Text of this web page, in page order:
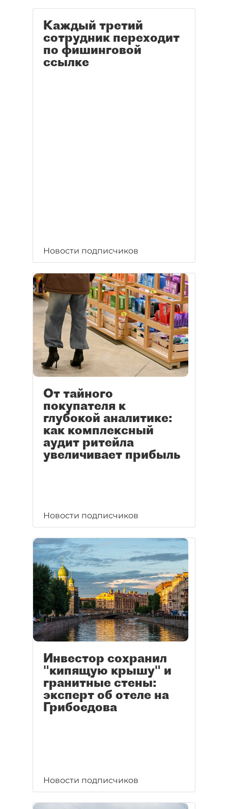
Каждый третий
сотрудник переходит
по фишинговой
ссылке
Новости подписчиков
От тайного
покупателя к
глубокой аналитике:
как комплексный
аудит ритейла
увеличивает прибыль
Новости подписчиков
Инвестор сохранил
"кипящую крышу" и
гранитные стены:
эксперт об отеле на
Грибоедова
Новости подписчиков